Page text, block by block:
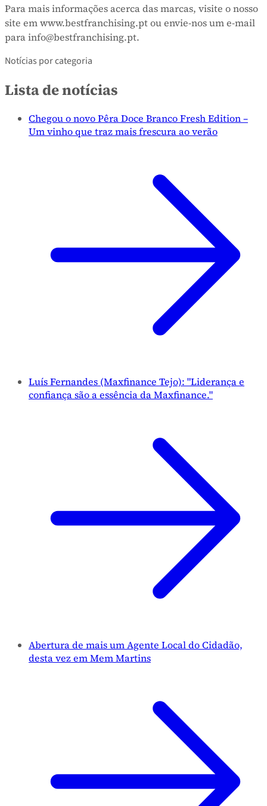
Para mais informações acerca das marcas, visite o nosso
site em www.bestfranchising.pt ou envie-nos um e-mail
para info@bestfranchising.pt.
Notícias por categoria
Lista de notícias
Chegou o novo Pêra Doce Branco Fresh Edition –
Um vinho que traz mais frescura ao verão
Luís Fernandes (Maxfinance Tejo): "Liderança e
confiança são a essência da Maxfinance."
Abertura de mais um Agente Local do Cidadão,
desta vez em Mem Martins